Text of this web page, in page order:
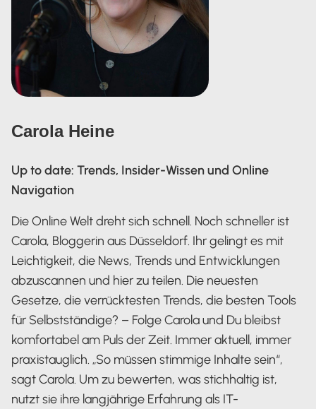
Carola Heine
Up to date: Trends, Insider-Wissen und Online
Navigation
Die Online Welt dreht sich schnell. Noch schneller ist
Carola, Bloggerin aus Düsseldorf. Ihr gelingt es mit
Leichtigkeit, die News, Trends und Entwicklungen
abzuscannen und hier zu teilen. Die neuesten
Gesetze, die verrücktesten Trends, die besten Tools
für Selbstständige? – Folge Carola und Du bleibst
komfortabel am Puls der Zeit. Immer aktuell, immer
praxistauglich. „So müssen stimmige Inhalte sein“,
sagt Carola. Um zu bewerten, was stichhaltig ist,
nutzt sie ihre langjährige Erfahrung als IT-